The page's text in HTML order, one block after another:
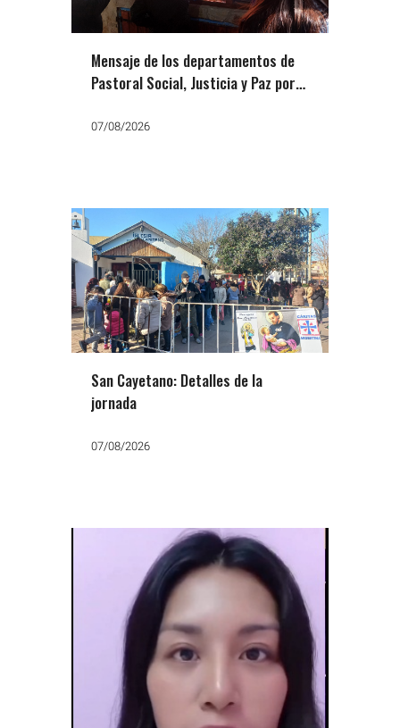
Mensaje de los departamentos de
Pastoral Social, Justicia y Paz por
trabajo, el pan y la paz»
07/08/2026
San Cayetano: Detalles de la
jornada
07/08/2026